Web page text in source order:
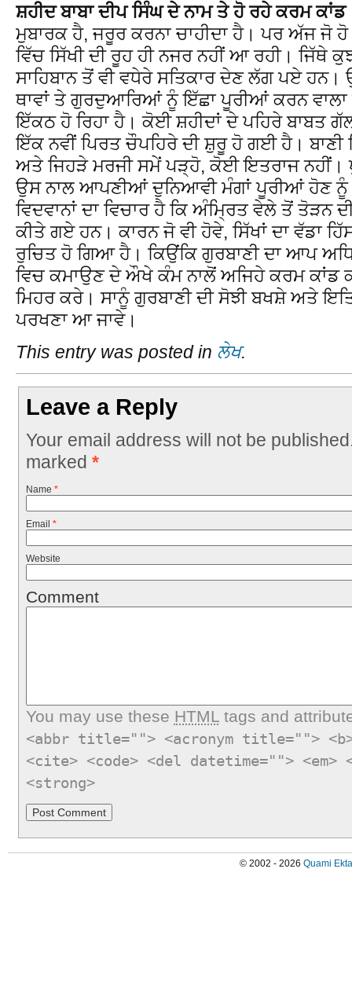
ਸ਼ਹੀਦ ਬਾਬਾ ਦੀਪ ਸਿੰਘ ਦੇ ਨਾਮ ਤੇ ਹੋ ਰਹੇ ਕਰਮ ਕਾਂਡ
ਮੁਬਾਰਕ ਹੈ, ਜਰੂਰ ਕਰਨਾ ਚਾਹੀਦਾ ਹੈ। ਪਰ ਅੱਜ ਜੋ
ਵਿੱਚ ਸਿੱਖੀ ਦੀ ਰੂਹ ਹੀ ਨਜਰ ਨਹੀਂ ਆ ਰਹੀ। ਜਿੱਥੇ
ਸਾਹਿਬਾਨ ਤੋਂ ਵੀ ਵਧੇਰੇ ਸਤਿਕਾਰ ਦੇਣ ਲੱਗ ਪਏ
ਥਾਵਾਂ ਤੇ ਗੁਰਦੁਆਰਿਆਂ ਨੂੰ ਇੱਛਾ ਪੂਰੀਆਂ ਕਰਨ ਵਾਲਾ
ਇੱਕਠ ਹੋ ਰਿਹਾ ਹੈ। ਕੋਈ ਸ਼ਹੀਦਾਂ ਦੇ ਪਹਿਰੇ ਬਾਬਤ
ਇੱਕ ਨਵੀਂ ਪਿਰਤ ਚੌਪਹਿਰੇ ਦੀ ਸ਼ੁਰੂ ਹੋ ਗਈ ਹੈ। ਬਾਣੀ
ਅਤੇ ਜਿਹੜੇ ਮਰਜੀ ਸਮੇਂ ਪੜ੍ਹੋ, ਕੋਈ ਇਤਰਾਜ ਨਹੀਂ।
ਉਸ ਨਾਲ ਆਪਣੀਆਂ ਦੁਨਿਆਵੀ ਮੰਗਾਂ ਪੂਰੀਆਂ ਹੋਣ ਨੂੰ
ਵਿਦਵਾਨਾਂ ਦਾ ਵਿਚਾਰ ਹੈ ਕਿ ਅੰਮ੍ਰਿਤ ਵੇਲੇ ਤੋਂ ਤੋੜਨ
ਕੀਤੇ ਗਏ ਹਨ। ਕਾਰਨ ਜੋ ਵੀ ਹੋਵੇ, ਸਿੱਖਾਂ ਦਾ ਵੱਡਾ
ਰੁਚਿਤ ਹੋ ਗਿਆ ਹੈ। ਕਿਉਂਕਿ ਗੁਰਬਾਣੀ ਦਾ ਆਪ
ਵਿਚ ਕਮਾਉਣ ਦੇ ਔਖੇ ਕੰਮ ਨਾਲੋਂ ਅਜਿਹੇ ਕਰਮ ਕਾਂਡ
ਮਿਹਰ ਕਰੇ। ਸਾਨੂੰ ਗੁਰਬਾਣੀ ਦੀ ਸੋਝੀ ਬਖਸ਼ੇ ਅਤੇ
ਪਰਖਣਾ ਆ ਜਾਵੇ।
This entry was posted in ਲੇਖ.
Leave a Reply
Your email address will not be
marked *
Name *
Email *
Website
Comment
You may use these HTMLtags and
<abbr title=""> <acronym title="">
<cite> <code> <del datetime="">
<strong>
© 2002 - 2026 Quami